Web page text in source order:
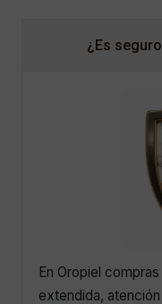
¿Es
En Oropiel
extendida,